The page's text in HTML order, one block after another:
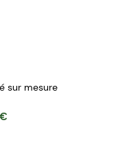
sur mesure
€